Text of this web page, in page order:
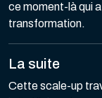
ce moment-là qui
transformation.
La suite
Cette scale-up